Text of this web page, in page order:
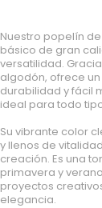
Nuestro popelín
básico de gran
versatilidad.
algodón, ofrece
durabilidad y fácil
ideal para todo
Su vibrante color
y llenos de
creación. Es una
primavera y
proyectos
elegancia.